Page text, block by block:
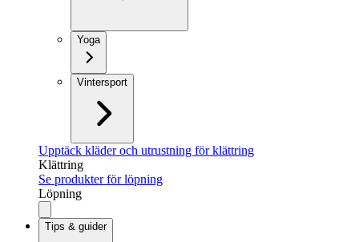
Yoga
Vintersport
Upptäck kläder och utrustning för klättring
Klättring
Se produkter för löpning
Löpning
Tips & guider